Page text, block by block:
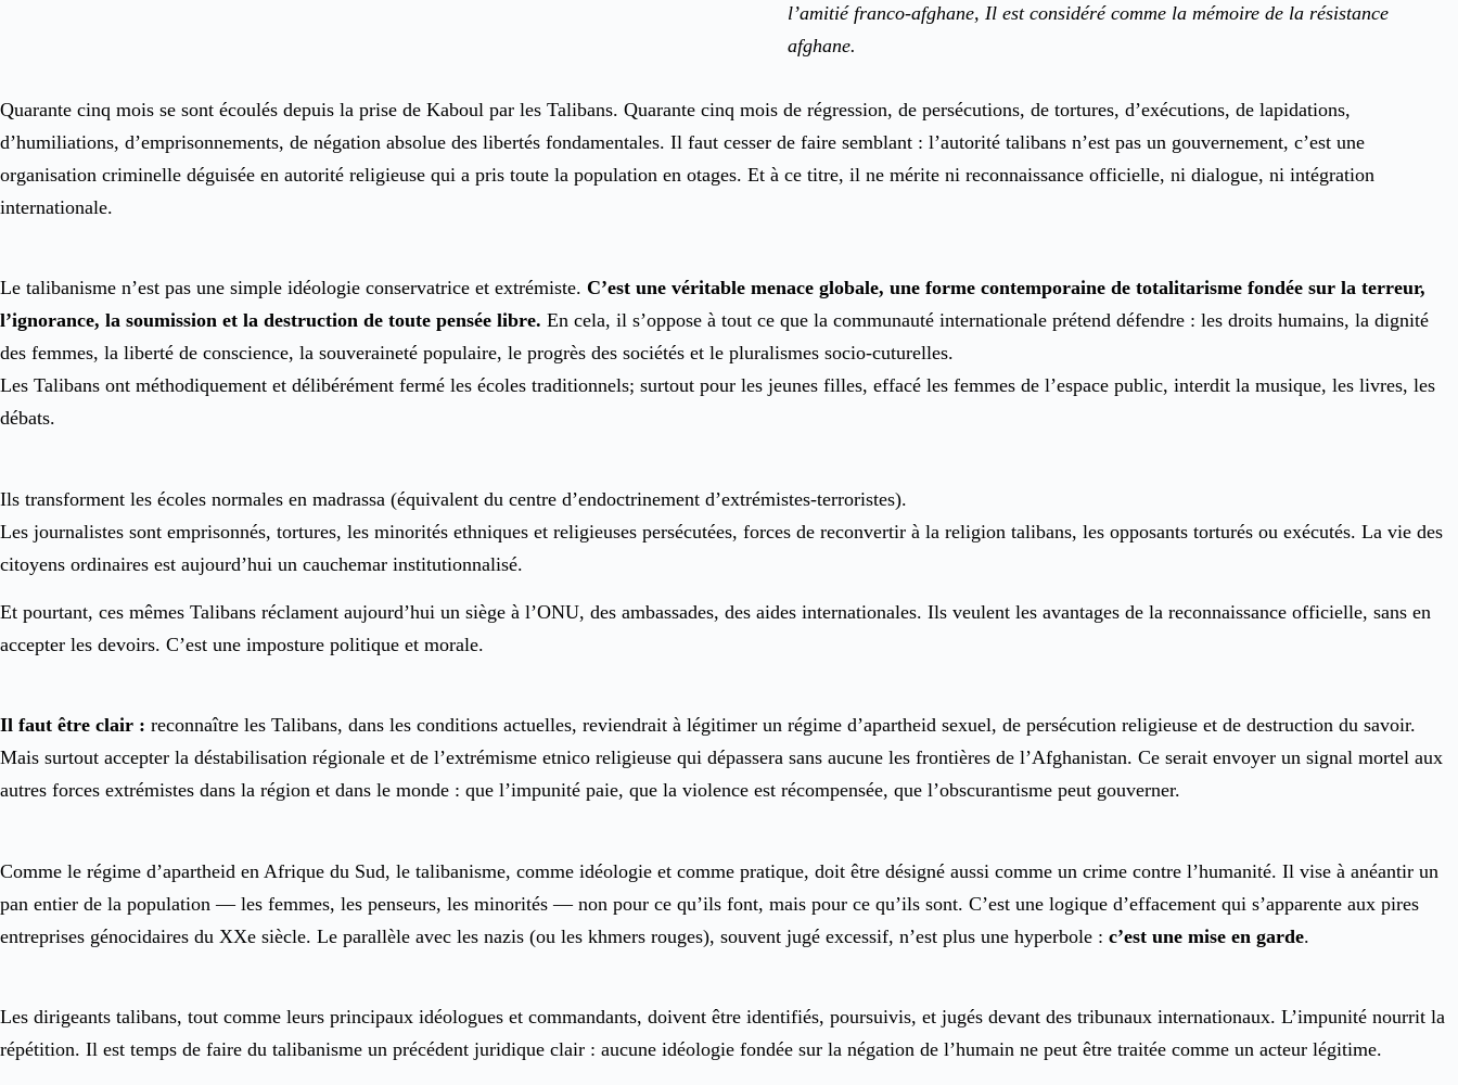
l’amitié franco-afghane, Il est considéré comme la mémoire de la résistance
afghane.
Quarante cinq mois se sont écoulés depuis la prise de Kaboul par les Talibans. Quarante cinq mois de régression, de persécutions, de tortures, d’exécutions, de lapidations,
d’humiliations, d’emprisonnements, de négation absolue des libertés fondamentales. Il faut cesser de faire semblant : l’autorité talibans n’est pas un gouvernement, c’est une
organisation criminelle déguisée en autorité religieuse qui a pris toute la population en otages. Et à ce titre, il ne mérite ni reconnaissance officielle, ni dialogue, ni intégration
internationale.
Le talibanisme n’est pas une simple idéologie conservatrice et extrémiste. C’est une véritable menace globale, une forme contemporaine de totalitarisme fondée sur la terreur,
l’ignorance, la soumission et la destruction de toute pensée libre. En cela, il s’oppose à tout ce que la communauté internationale prétend défendre : les droits humains, la dignité
des femmes, la liberté de conscience, la souveraineté populaire, le progrès des sociétés et le pluralismes socio-cuturelles.
Les Talibans ont méthodiquement et délibérément fermé les écoles traditionnels; surtout pour les jeunes filles, effacé les femmes de l’espace public, interdit la musique, les livres, les
débats.
Ils transforment les écoles normales en madrassa (équivalent du centre d’endoctrinement d’extrémistes-terroristes).
Les journalistes sont emprisonnés, tortures, les minorités ethniques et religieuses persécutées, forces de reconvertir à la religion talibans, les opposants torturés ou exécutés. La vie des
citoyens ordinaires est aujourd’hui un cauchemar institutionnalisé.
Et pourtant, ces mêmes Talibans réclament aujourd’hui un siège à l’ONU, des ambassades, des aides internationales. Ils veulent les avantages de la reconnaissance officielle, sans en
accepter les devoirs. C’est une imposture politique et morale.
Il faut être clair : reconnaître les Talibans, dans les conditions actuelles, reviendrait à légitimer un régime d’apartheid sexuel, de persécution religieuse et de destruction du savoir.
Mais surtout accepter la déstabilisation régionale et de l’extrémisme etnico religieuse qui dépassera sans aucune les frontières de l’Afghanistan. Ce serait envoyer un signal mortel aux
autres forces extrémistes dans la région et dans le monde : que l’impunité paie, que la violence est récompensée, que l’obscurantisme peut gouverner.
Comme le régime d’apartheid en Afrique du Sud, le talibanisme, comme idéologie et comme pratique, doit être désigné aussi comme un crime contre l’humanité. Il vise à anéantir un
pan entier de la population — les femmes, les penseurs, les minorités — non pour ce qu’ils font, mais pour ce qu’ils sont. C’est une logique d’effacement qui s’apparente aux pires
entreprises génocidaires du XXe siècle. Le parallèle avec les nazis (ou les khmers rouges), souvent jugé excessif, n’est plus une hyperbole : c’est une mise en garde.
Les dirigeants talibans, tout comme leurs principaux idéologues et commandants, doivent être identifiés, poursuivis, et jugés devant des tribunaux internationaux. L’impunité nourrit la
répétition. Il est temps de faire du talibanisme un précédent juridique clair : aucune idéologie fondée sur la négation de l’humain ne peut être traitée comme un acteur légitime.